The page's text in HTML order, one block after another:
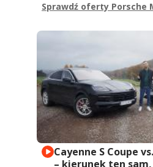
Sprawdź oferty Porsche
Cayenne S Coupe
– kierunek ten sam,